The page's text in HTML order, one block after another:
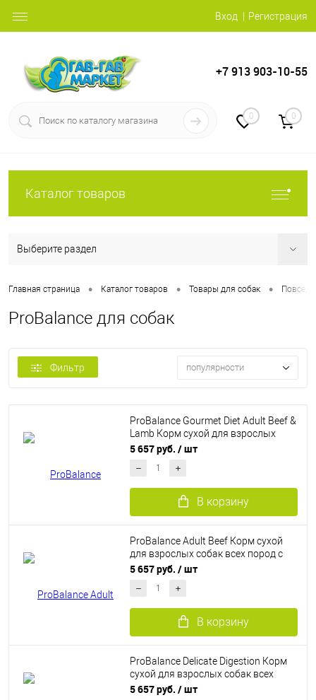
Вход Регистрация
+7 913 903-10-55
0 0
Каталог товаров
Выберите раздел
Главная страница • Каталог товаров • Товары для собак •
ProBalance для собак
Фильтр популярности
ProBalance Gourmet Diet Adult Beef &
Lamb Корм сухой для взрослых
собак всех пород (12 кг)
5 657 руб. / шт
В корзину
ProBalance Adult Beef Корм сухой
для взрослых собак всех пород с
говядиной (12 кг)
5 657 руб. / шт
В корзину
ProBalance Delicate Digestion Корм
сухой для взрослых собак всех
пород с лососем и рисом (12 кг)
5 657 руб. / шт